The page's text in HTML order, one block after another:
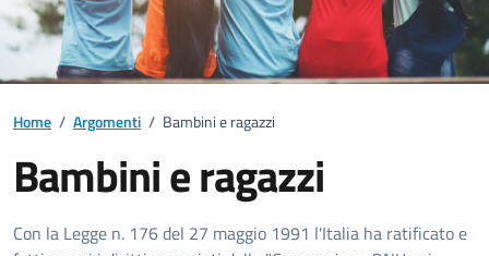
Home / Argomenti / Bambini e ragazzi
Bambini e ragazzi
Dettagli dell'argomento
Con la Legge n. 176 del 27 maggio 1991 l'Italia ha ratificato e